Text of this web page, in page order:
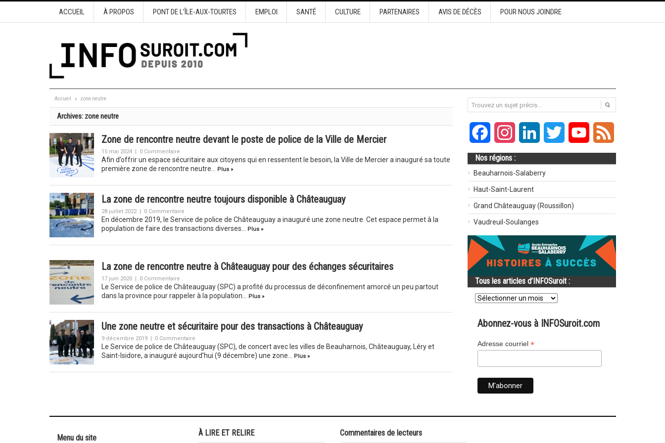
ACCUEIL À PROPOS PONT DE L’ÎLE-AUX-TOURTES EMPLOI SANTÉ CULTURE PARTENAIRES AVIS DE DÉCÈS POUR NOUS JOINDRE
Accueil zone neutre
Archives: zone neutre
Zone de rencontre neutre devant le poste de police de la Ville de Mercier
15 mai 2024 | 0 Commentaire
Afin d’offrir un espace sécuritaire aux citoyens qui en ressentent le besoin, la Ville de Mercier a inauguré sa toute
première zone de rencontre neutre…
Plus »
La zone de rencontre neutre toujours disponible à Châteauguay
28 juillet 2022 | 0 Commentaire
En décembre 2019, le Service de police de Châteauguay a inauguré une zone neutre. Cet espace permet à la
population de faire des transactions diverses…
Plus »
La zone de rencontre neutre à Châteauguay pour des échanges sécuritaires
17 juin 2020 | 0 Commentaire
Le Service de police de Châteauguay (SPC) a profité du processus de déconfinement amorcé un peu partout
dans la province pour rappeler à la population…
Plus »
Une zone neutre et sécuritaire pour des transactions à Châteauguay
9 décembre 2019 | 0 Commentaire
Le Service de police de Châteauguay (SPC), de concert avec les villes de Beauharnois, Châteauguay, Léry et
Saint-Isidore, a inauguré aujourd’hui (9 décembre) une zone…
Plus »
FacebookInstagramLinkedIn Twitter YouTube
Nos régions :
Beauharnois-Salaberry
Haut-Saint-Laurent
Grand Châteauguay (Roussillon)
Vaudreuil-Soulanges
Tous les articles d’INFOSuroit :
Tous
les
d’INFOSuroit
Abonnez-vous à INFOSuroit.com
Adresse courriel *
Menu du site
À LIRE ET RELIRE Commentaires de lecteurs